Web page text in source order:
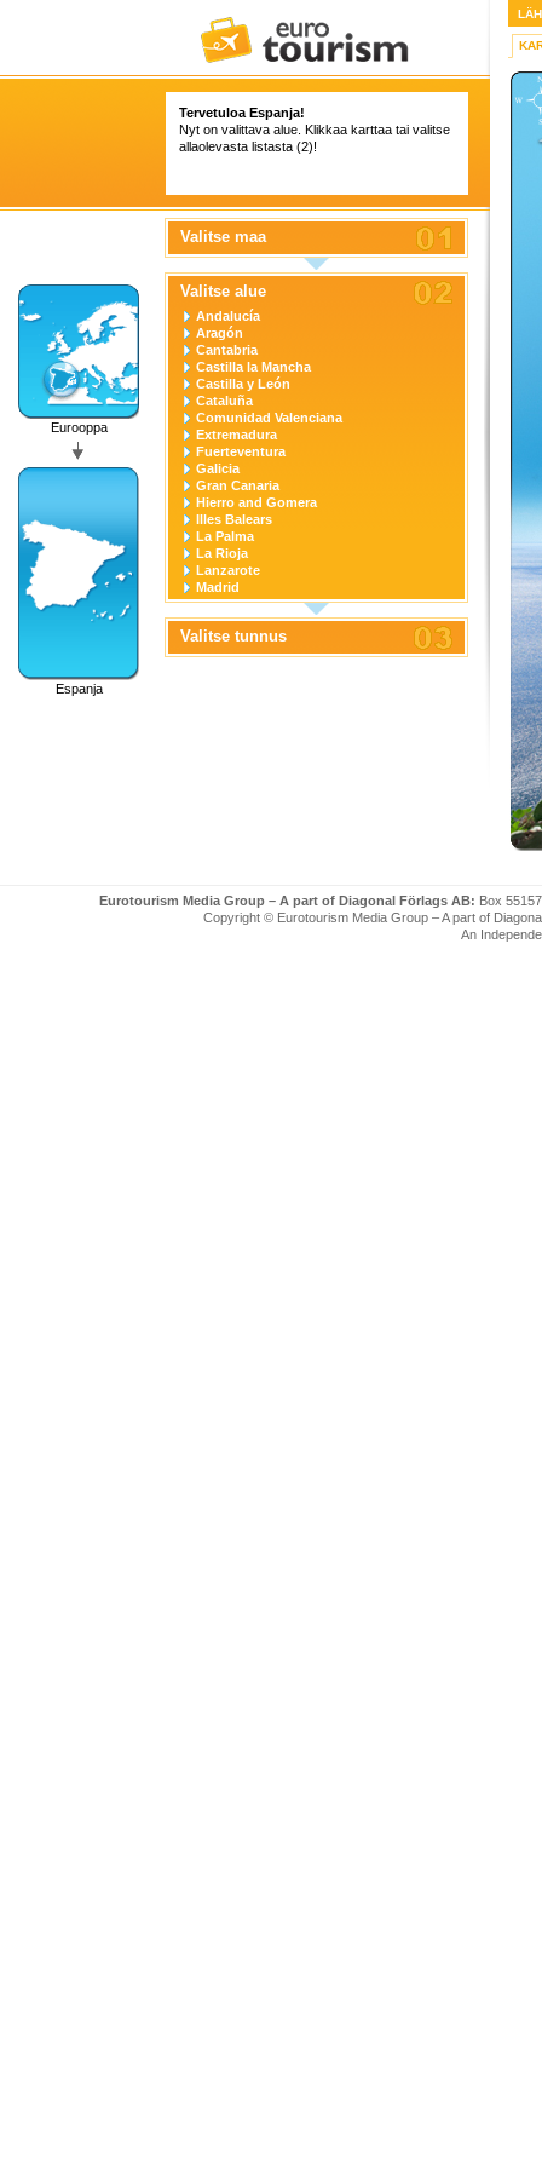
Tervetuloa Espanja!
Nyt on valittava alue. Klikkaa karttaa tai valitse
allaolevasta listasta (2)!
Eurooppa
Espanja
Valitse maa
Valitse alue
Andalucía
Aragón
Cantabria
Castilla la Mancha
Castilla y León
Cataluña
Comunidad Valenciana
Extremadura
Fuerteventura
Galicia
Gran Canaria
Hierro and Gomera
Illes Balears
La Palma
La Rioja
Lanzarote
Madrid
Navarra
País Vasco
Principado de Asturias
Región de Murcia
Valitse tunnus
Eurotourism Media Group – A part of Diagonal Förlags AB: Box
Copyright © Eurotourism Media Group – A part of
An